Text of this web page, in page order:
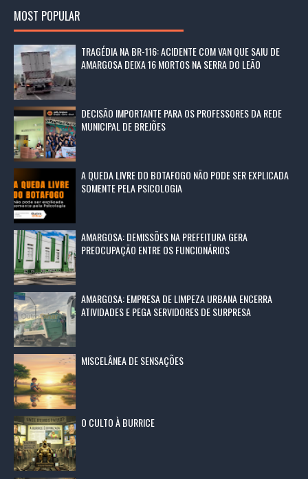
MOST POPULAR
TRAGÉDIA NA BR-116: ACIDENTE COM VAN QUE SAIU DE
AMARGOSA DEIXA 16 MORTOS NA SERRA DO LEÃO
DECISÃO IMPORTANTE PARA OS PROFESSORES DA REDE
MUNICIPAL DE BREJÕES
A QUEDA LIVRE DO BOTAFOGO NÃO PODE SER EXPLICADA
SOMENTE PELA PSICOLOGIA
AMARGOSA: DEMISSÕES NA PREFEITURA GERA
PREOCUPAÇÃO ENTRE OS FUNCIONÁRIOS
AMARGOSA: EMPRESA DE LIMPEZA URBANA ENCERRA
ATIVIDADES E PEGA SERVIDORES DE SURPRESA
MISCELÂNEA DE SENSAÇÕES
O CULTO À BURRICE